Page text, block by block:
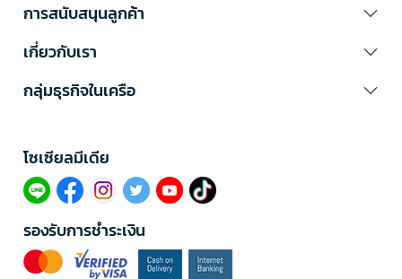
การสนับสนุนลูกค้า
เกี่ยวกับเรา
กลุ่มธุรกิจในเครือ
โซเซียลมีเดีย​
รองรับการชำระเงิน